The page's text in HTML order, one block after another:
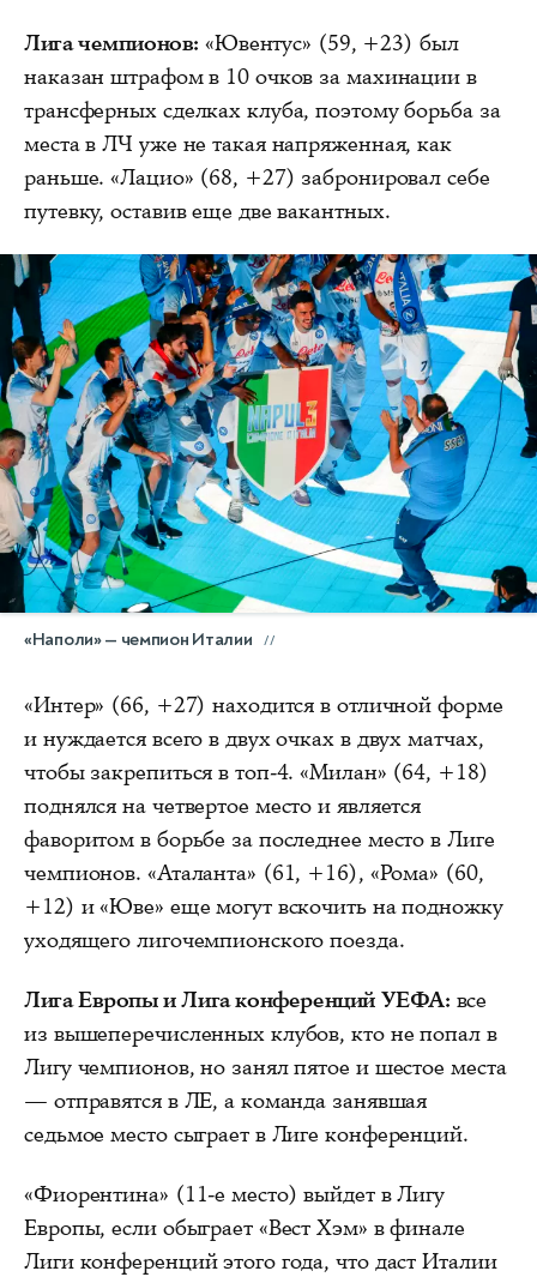
Лига чемпионов: «Ювентус» (59, +23) был
наказан штрафом в 10 очков за махинации в
трансферных сделках клуба, поэтому борьба за
места в ЛЧ уже не такая напряженная, как
раньше. «Лацио» (68, +27) забронировал себе
путевку, оставив еще две вакантных.
«Наполи» — чемпион Италии
«Интер» (66, +27) находится в отличной форме
и нуждается всего в двух очках в двух матчах,
чтобы закрепиться в топ-4. «Милан» (64, +18)
поднялся на четвертое место и является
фаворитом в борьбе за последнее место в Лиге
чемпионов. «Аталанта» (61, +16), «Рома» (60,
+12) и «Юве» еще могут вскочить на подножку
уходящего лигочемпионского поезда.
Лига Европы и Лига конференций УЕФА: все
из вышеперечисленных клубов, кто не попал в
Лигу чемпионов, но занял пятое и шестое места
— отправятся в ЛЕ, а команда занявшая
седьмое место сыграет в Лиге конференций.
«Фиорентина» (11-е место) выйдет в Лигу
Европы, если обыграет «Вест Хэм» в финале
Лиги конференций этого года, что даст Италии